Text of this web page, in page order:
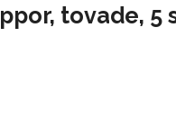
tovade, 5